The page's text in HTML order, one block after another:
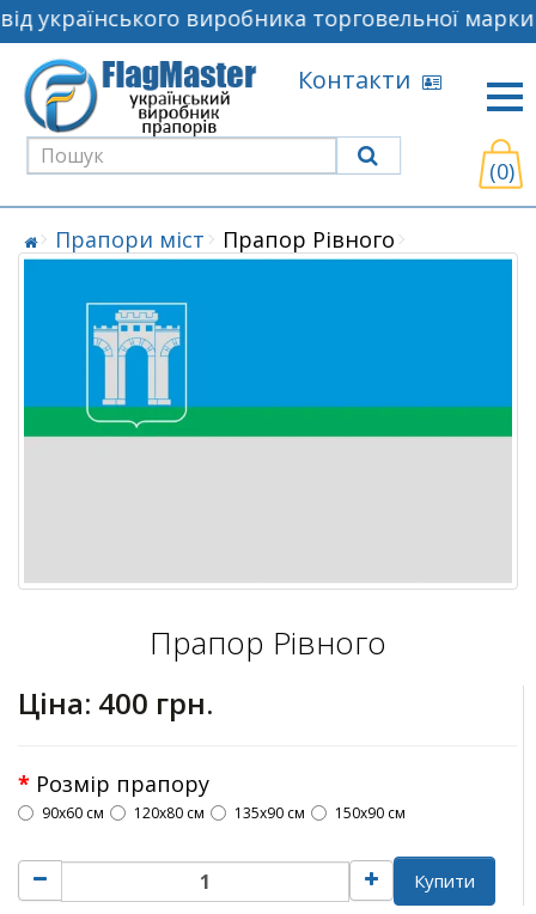
українського виробника торговельної
Контакти
(0)
Прапори міст Прапор Рівного
Прапор Рівного
Ціна: 400 грн.
Розмір прапору
90х60 см 120х80 см 135х90 см 150х90 см
Купити